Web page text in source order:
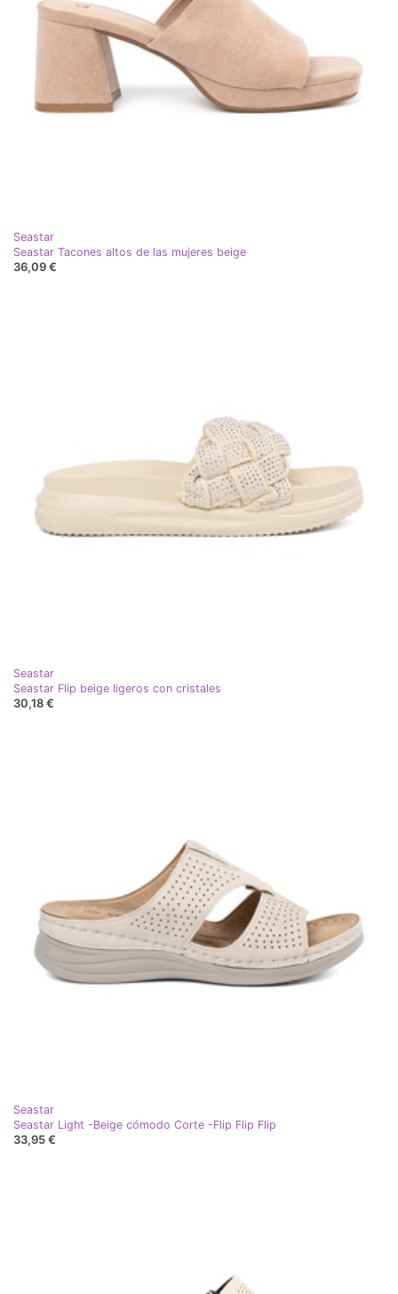
Seastar
Seastar Tacones altos de las mujeres beige
36,09 €
Seastar
Seastar Flip beige ligeros con cristales
30,18 €
Seastar
Seastar Light -Beige cómodo Corte -Flip Flip Flip
33,95 €